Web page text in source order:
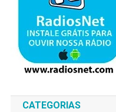
CATEGORIAS